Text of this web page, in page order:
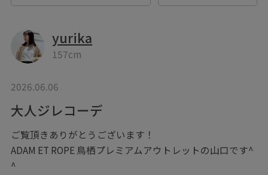
yurika
157cm
2026.06.06
大人ジレコーデ
ご覧頂きありがとうございます！
ADAM ET ROPE 鳥栖プレミアムアウトレットの山口です^
^